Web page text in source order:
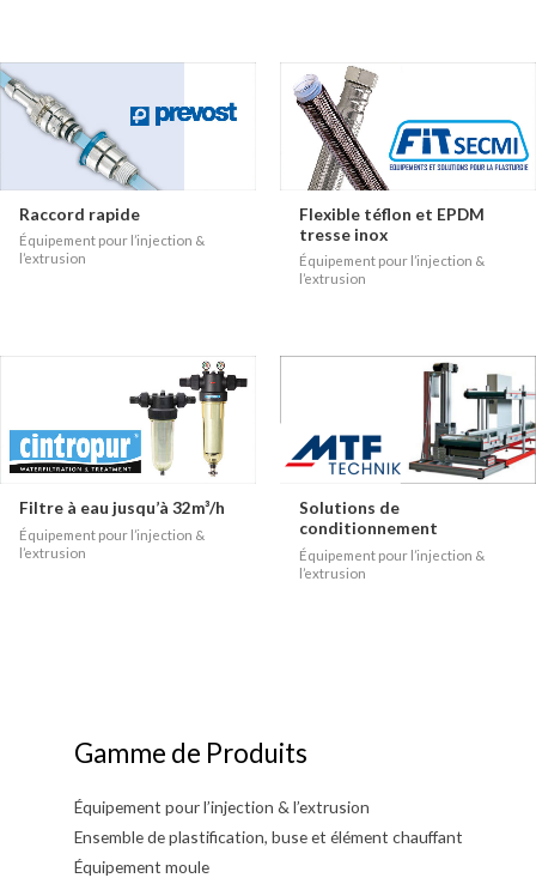
Raccord rapide
Équipement pour l’injection &
l’extrusion
Flexible téflon et EPDM
tresse inox
Équipement pour l’injection &
l’extrusion
Filtre à eau jusqu’à 32m³/h
Équipement pour l’injection &
l’extrusion
Solutions de
conditionnement
Équipement pour l’injection &
l’extrusion
Gamme de Produits
Équipement pour l’injection & l’extrusion
Ensemble de plastification, buse et élément chauffant
Équipement moule